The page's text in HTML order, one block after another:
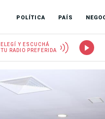
POLÍTICA PAÍS
ELEGÍ Y ESCUCHÁ
TU RADIO PREFERIDA